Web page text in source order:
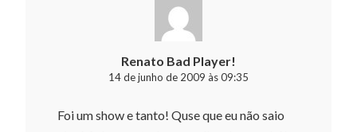
Renato Bad Player!
14 de junho de 2009 às 09:35
Foi um show e tanto! Quse que eu não saio